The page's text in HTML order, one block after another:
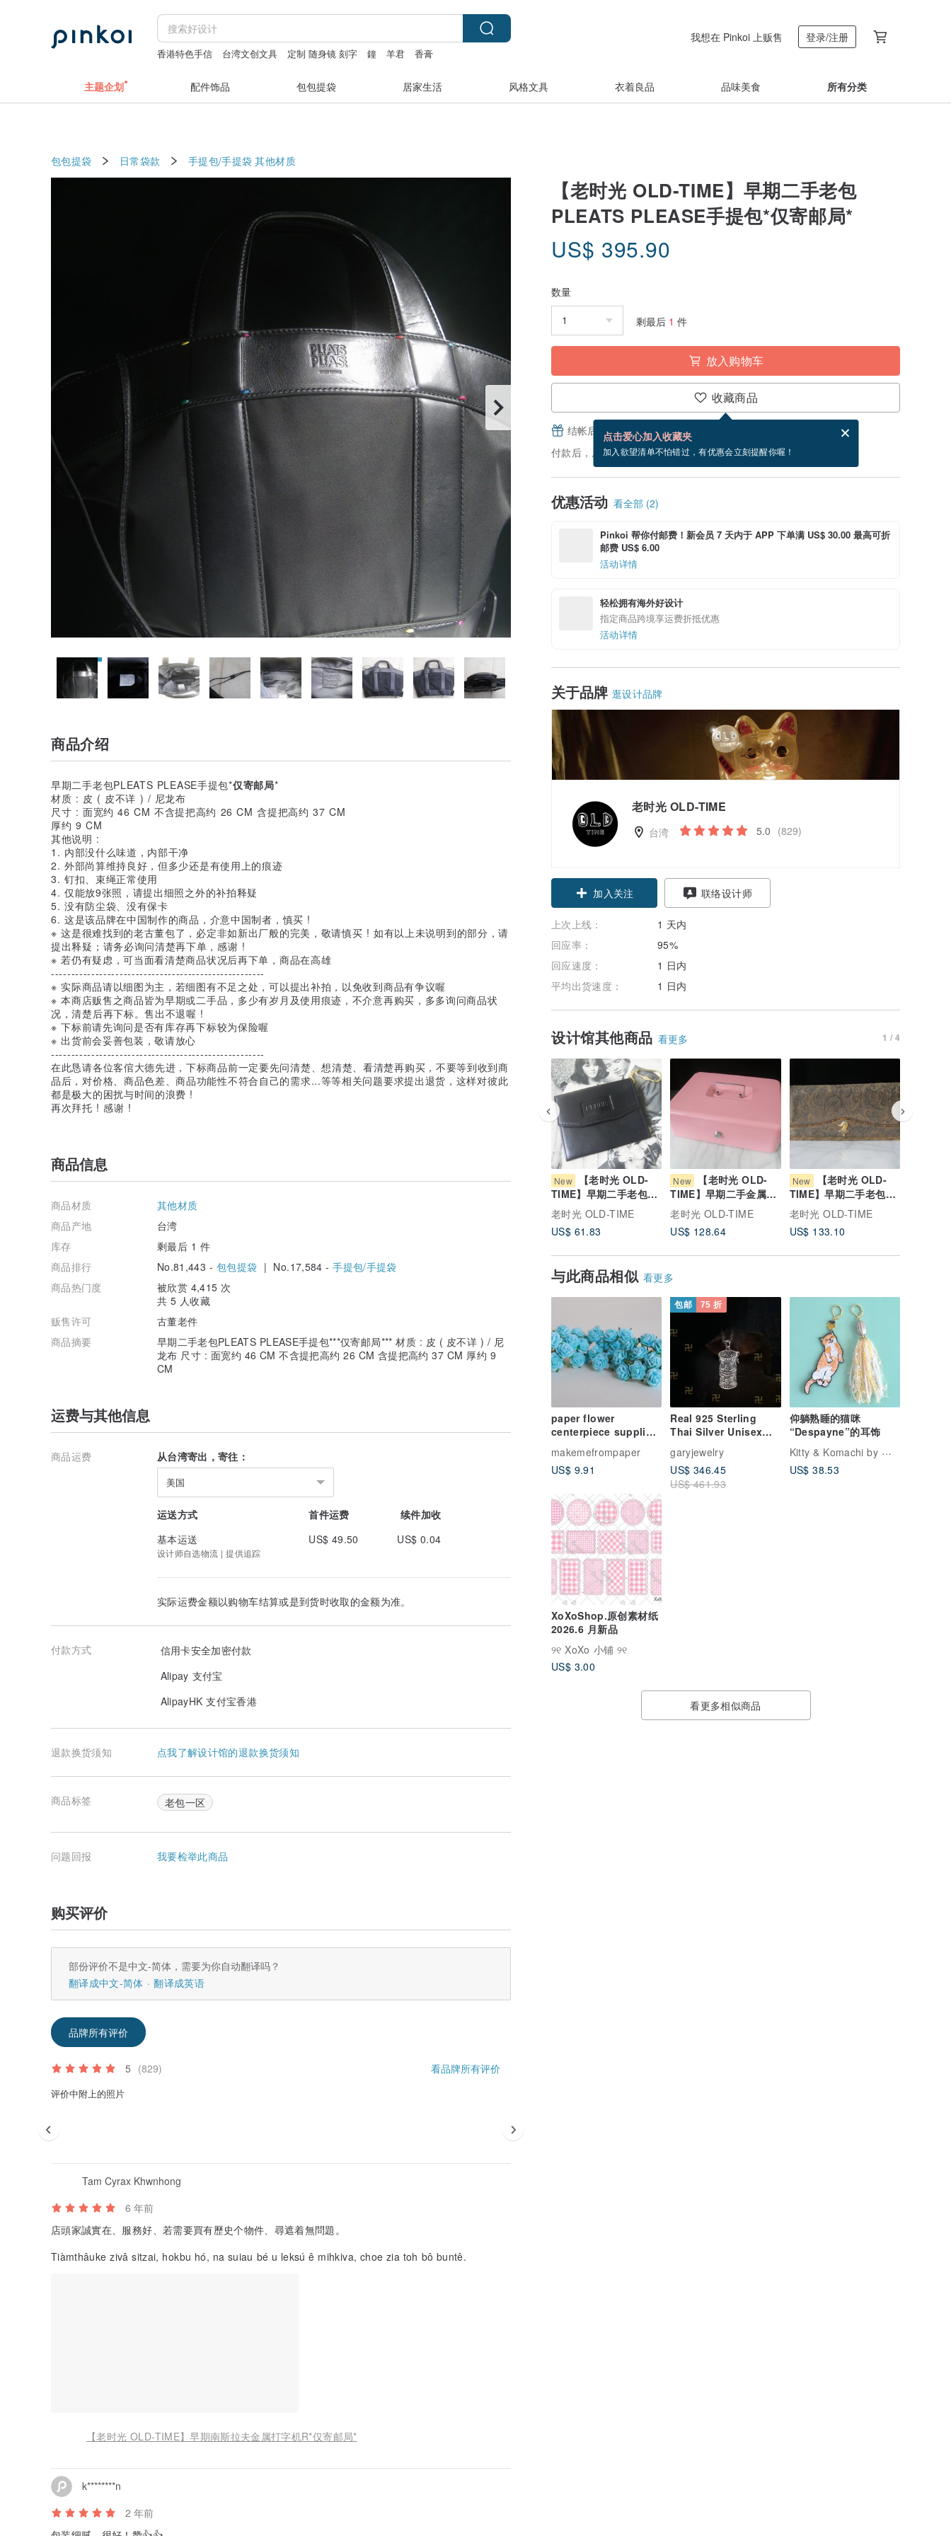
香港特色手信 台湾文创文具 定制 随身镜 刻字 鐘 羊君
香膏
我想在 Pinkoi 上贩售 登录/注册
主题企划 配件饰品 包包提袋 居家生活 风格文具 衣着良品 品味美食 所有分类
包包提袋 日常袋款 手提包/手提袋 其他材质
【老时光 OLD-TIME】早期二手老包
PLEATS PLEASE手提包*仅寄邮局*
US$ 395.90
数量
剩最后 1 件
放入购物车
收藏商品
点击爱心加入收藏夹
加入欲望清单不怕错过，有优惠会立刻提醒你喔！
结帐后填写并分享，免费帮你寄送电子贺卡。
电子贺卡是什么？
付款后，从备货到寄出商品为 2 个工作天。（不包含假日）
优惠活动 看全部 (2)
Pinkoi 帮你付邮费！新会员 7 天内于 APP 下单满 US$ 30.00 最高可折
邮费 US$ 6.00
活动详情
轻松拥有海外好设计
指定商品跨境享运费折抵优惠
活动详情
关于品牌 逛设计品牌
老时光 OLD-TIME
台湾 5.0 (829)
加入关注 联络设计师
上次上线：
1 天内
回应率：
95%
回应速度：
1 日内
平均出货速度：
1 日内
设计馆其他商品 看更多 1 / 4
New
【老时光 OLD-
TIME】早期二手老包
FERRE 零钱包
老时光 OLD-TIME
US$ 61.83
New
【老时光 OLD-
TIME】早期二手金属粉
色实用钱箱
老时光 OLD-TIME
US$ 128.64
New
【老时光 OLD-
TIME】早期二手老包达
克公爵长皮夹#2
老时光 OLD-TIME
US$ 133.10
与此商品相似 看更多
paper flower
centerpiece supplies,
100 pcs. Mini rose,
size 0.8 cm., aqua
color
makemefrompaper
US$ 9.91
包邮 75 折
Real 925 Sterling
Thai Silver Unisex
Open Gaudencio Box
Pendants without
Chains
garyjewelry
US$ 346.45
US$ 461.93
仰躺熟睡的猫咪
“Despayne”的耳饰
Kitty & Komachi by maltamarie
US$ 38.53
XoXoShop.原创素材纸
2026.6 月新品
୨୧ XoXo 小铺 ୨୧
US$ 3.00
看更多相似商品
商品介绍
早期二手老包PLEATS PLEASE手提包*仅寄邮局*
材质 : 皮 ( 皮不详 ) / 尼龙布
尺寸 : 面宽约 46 CM 不含提把高约 26 CM 含提把高约 37 CM
厚约 9 CM
其他说明 :
1. 内部没什么味道，内部干净
2. 外部尚算维持良好，但多少还是有使用上的痕迹
3. 钉扣、束绳正常使用
4. 仅能放9张照，请提出细照之外的补拍释疑
5. 没有防尘袋、没有保卡
6. 这是该品牌在中国制作的商品，介意中国制者，慎买 !
※ 这是很难找到的老古董包了，必定非如新出厂般的完美，敬请慎买 ! 如有以上未说明到的部分，请
提出释疑；请务必询问清楚再下单，感谢 !
※ 若仍有疑虑，可当面看清楚商品状况后再下单，商品在高雄
-----------------------------------------------------
※ 实际商品请以细图为主，若细图有不足之处，可以提出补拍，以免收到商品有争议喔
※ 本商店贩售之商品皆为早期或二手品，多少有岁月及使用痕迹，不介意再购买，多多询问商品状
况，清楚后再下标。售出不退喔 !
※ 下标前请先询问是否有库存再下标较为保险喔
※ 出货前会妥善包装，敬请放心
-----------------------------------------------------
在此恳请各位客倌大德先进，下标商品前一定要先问清楚、想清楚、看清楚再购买，不要等到收到商
品后，对价格、商品色差、商品功能性不符合自己的需求...等等相关问题要求提出退货，这样对彼此
都是极大的困扰与时间的浪费 !
再次拜托 ! 感谢 !
商品信息
商品材质
其他材质
商品产地
台湾
库存
剩最后 1 件
商品排行
No.81,443 - 包包提袋 | No.17,584 -手提包/手提袋
商品热门度
被欣赏 4,415 次
共 5 人收藏
贩售许可
古董老件
商品摘要
早期二手老包PLEATS PLEASE手提包***仅寄邮局*** 材质 : 皮 ( 皮不详 ) / 尼
龙布 尺寸 : 面宽约 46 CM 不含提把高约 26 CM 含提把高约 37 CM 厚约 9
CM
运费与其他信息
商品运费 从台湾寄出，寄往：
美国
运送方式 首件运费
续件加收
基本运送
US$ 49.50 US$ 0.04
设计师自选物流 | 提供追踪
实际运费金额以购物车结算或是到货时收取的金额为准。
付款方式
信用卡安全加密付款
Alipay 支付宝
AlipayHK 支付宝香港
退款换货须知 点我了解设计馆的退款换货须知
商品标签 老包一区
问题回报 我要检举此商品
购买评价
部份评价不是中文-简体，需要为你自动翻译吗？
翻译成中文-简体
翻译成英语
品牌所有评价
5 (829) 看品牌所有评价
评价中附上的照片
Tam Cyrax Khwnhong
6 年前
店頭家誠實在、服務好、若需要買有歷史个物件、尋遮着無問題。
Tiàmthâuke zivâ sitzai, hokbu hó, na suiau bé u leksú ê mihkiva, choe zia toh bô buntê.
【老时光 OLD-TIME】早期南斯拉夫金属打字机R*仅寄邮局*
k********n
2 年前